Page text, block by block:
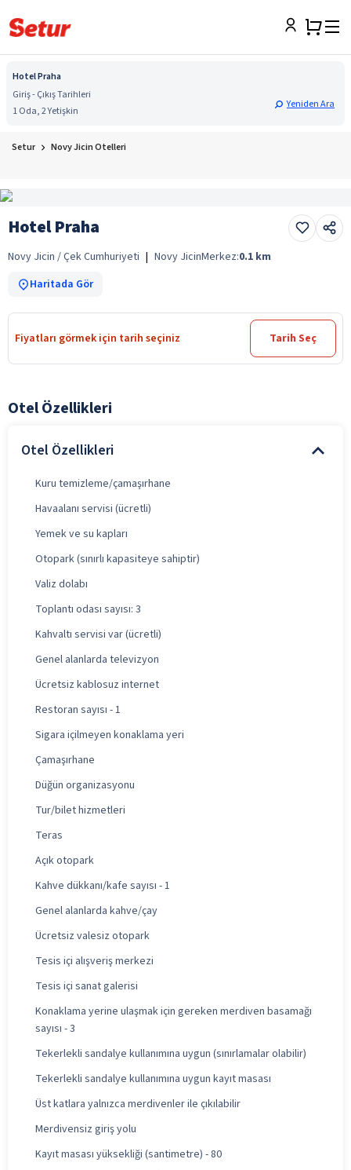
Hotel Praha
Giriş - Çıkış Tarihleri
1 Oda, 2 Yetişkin
Yeniden Ara
Setur Novy Jicin Otelleri
Hotel Praha
Novy Jicin / Çek Cumhuriyeti | Novy JicinMerkez:0.1 km
Haritada Gör
Fiyatları görmek için tarih seçiniz Tarih Seç
Otel Özellikleri
Otel Özellikleri
Kuru temizleme/çamaşırhane
Havaalanı servisi (ücretli)
Yemek ve su kapları
Otopark (sınırlı kapasiteye sahiptir)
Valiz dolabı
Toplantı odası sayısı: 3
Kahvaltı servisi var (ücretli)
Genel alanlarda televizyon
Ücretsiz kablosuz internet
Restoran sayısı - 1
Sigara içilmeyen konaklama yeri
Çamaşırhane
Düğün organizasyonu
Tur/bilet hizmetleri
Teras
Açık otopark
Kahve dükkanı/kafe sayısı - 1
Genel alanlarda kahve/çay
Ücretsiz valesiz otopark
Tesis içi alışveriş merkezi
Tesis içi sanat galerisi
Konaklama yerine ulaşmak için gereken merdiven basamağı
sayısı - 3
Tekerlekli sandalye kullanımına uygun (sınırlamalar olabilir)
Tekerlekli sandalye kullanımına uygun kayıt masası
Üst katlara yalnızca merdivenler ile çıkılabilir
Merdivensiz giriş yolu
Kayıt masası yüksekliği (santimetre) - 80